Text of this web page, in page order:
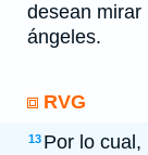
desean mirar
ángeles.
RVG
13 Por lo cual,